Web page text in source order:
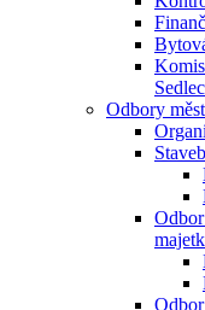
Odbory